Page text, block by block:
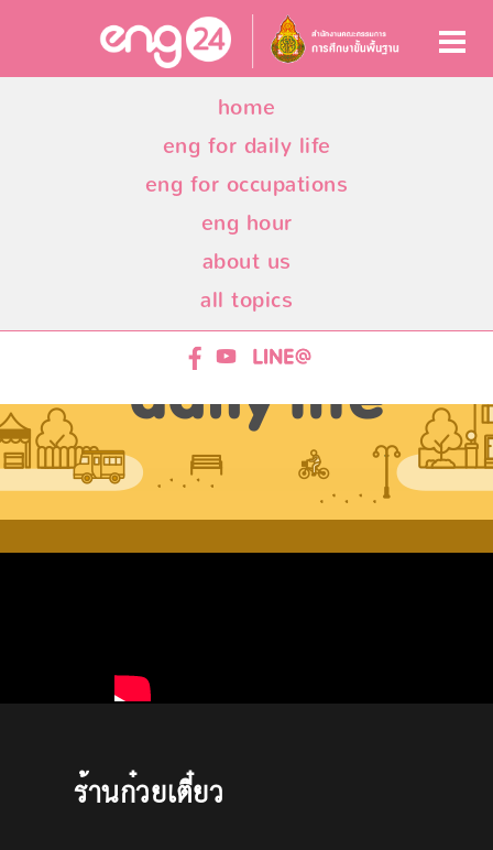
home
eng for daily life
eng for occupations
eng hour
about us
all topics
ร้านก๋วยเตี๋ยว